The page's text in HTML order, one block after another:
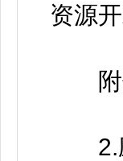
资源
附
2.